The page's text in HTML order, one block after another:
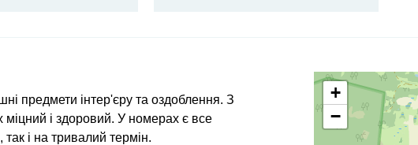
предмети інтер'єру та оздоблення. З
міцний і здоровий. У номерах є все
і на тривалий термін.
+
−